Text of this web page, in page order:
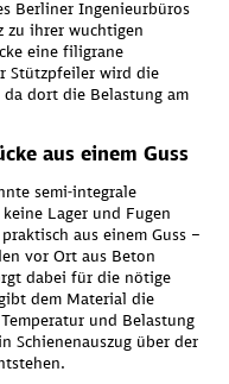
Berliner Ingenieurbüros
zu ihrer wuchtigen
eine filigrane
Stützpfeiler wird die
dort die Belastung am
aus einem Guss
semi-integrale
Lager und Fugen
aus einem Guss –
vor Ort aus Beton
dabei für die nötige
dem Material die
und Belastung
Schienenauszug über der